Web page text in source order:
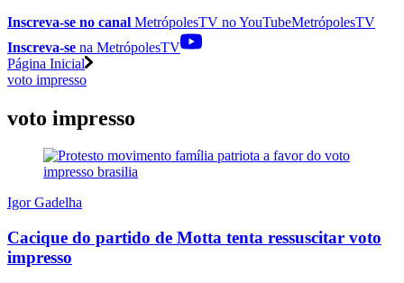
Inscreva-se no canal MetrópolesTV noYouTubeMetrópolesTV
Inscreva-se na MetrópolesTV
Página Inicial
voto impresso
voto impresso
Igor Gadelha
Cacique do partido de Motta tenta ressuscitar voto
impresso